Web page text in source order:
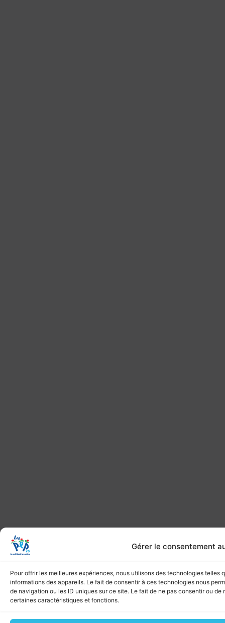
Gérer le consentement
Pour offrir les meilleures expériences, nous utilisons des technologies
informations des appareils. Le fait de consentir à ces technologies nous
de navigation ou les ID uniques sur ce site. Le fait de ne pas consentir ou
certaines caractéristiques et fonctions.